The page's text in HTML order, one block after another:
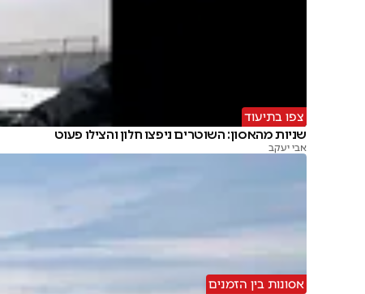
צפו בתיעוד
שניות מהאסון: השוטרים ניפצו חלון והצילו פעוט
אבי יעקב
אסונות בין הזמנים